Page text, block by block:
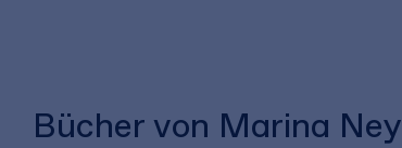
Bücher von Marina Ney